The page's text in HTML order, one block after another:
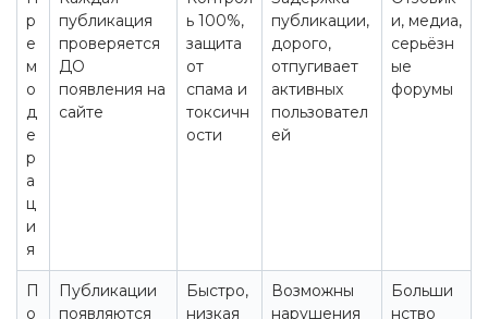
р
е
м
о
д
е
р
а
ц
и
я
публикация
проверяется
ДО
появления на
сайте
ь 100%,
защита
от
спама и
токсичн
ости
публикации,
дорого,
отпугивает
активных
пользовател
ей
и, медиа,
серьёзн
ые
форумы
П
о
Публикации
появляются
Быстро,
низкая
Возможны
нарушения
Больши
нство